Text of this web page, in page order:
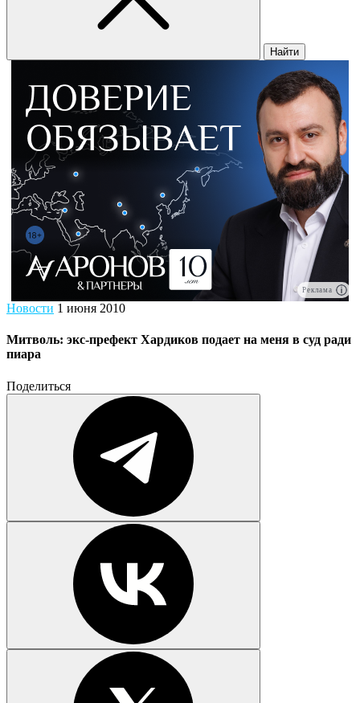
Найти
Реклама
Новости 1 июня 2010
Митволь: экс-префект Хардиков подает на меня в суд ради
пиара
Поделиться